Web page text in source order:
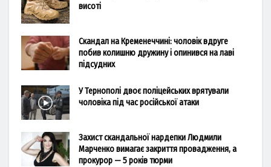
висоті
Скандал на Кременеччині: чоловік вдруге
побив колишню дружину і опинився на лаві
підсудних
У Тернополі двоє поліцейських врятували
чоловіка під час російської атаки
Захист скандальної нардепки Людмили
Марченко вимагає закриття провадження, а
прокурор — 5 років тюрми